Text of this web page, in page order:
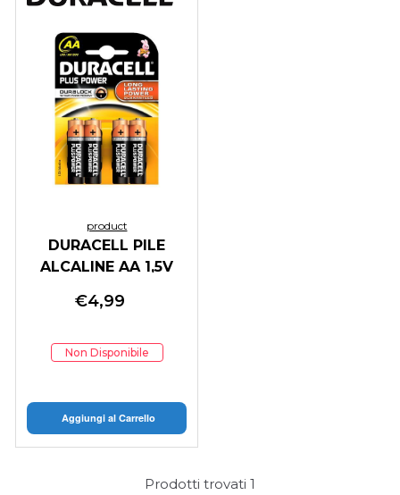
product
DURACELL PILE
ALCALINE AA 1,5V
PLUS POWER
PILE
€4,99
Non Disponibile
Aggiungi al Carrello
Prodotti trovati 1